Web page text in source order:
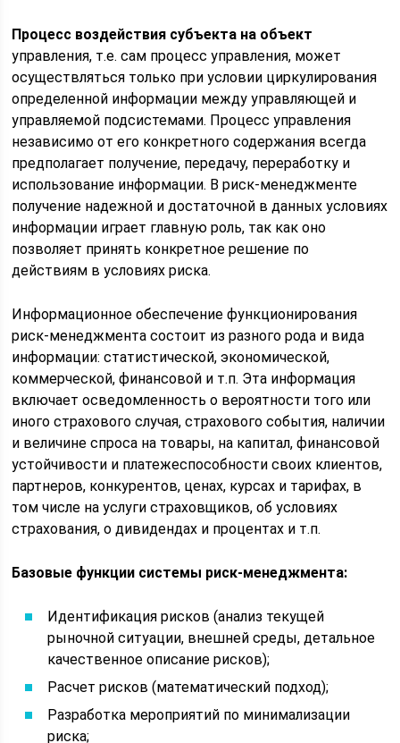
Процесс воздействия субъекта на объект
управления, т.е. сам процесс управления, может
осуществляться только при условии циркулирования
определенной информации между управляющей и
управляемой подсистемами. Процесс управления
независимо от его конкретного содержания всегда
предполагает получение, пе­редачу, переработку и
использование информации. В риск-менед­жменте
получение надежной и достаточной в данных условиях
информации играет главную роль, так как оно
позволяет принять конкретное решение по
действиям в условиях риска.
Информационное обеспечение функционирования
риск-ме­неджмента состоит из разного рода и вида
информации: статис­тической, экономической,
коммерческой, финансовой и т.п. Эта информация
включает осведомленность о вероятности того или
иного страхового случая, страхового события, наличии
и ве­личине спроса на товары, на капитал, финансовой
устойчивости и платежеспособности своих клиентов,
партнеров, конкурентов, ценах, курсах и тарифах, в
том числе на услуги страховщиков, об условиях
страхования, о дивидендах и процентах и т.п.
Базовые функции системы риск-менеджмента:
Идентификация рисков (анализ текущей
рыночной ситуации, внешней среды, детальное
качественное описание рисков);
Расчет рисков (математический подход);
Разработка мероприятий по минимализации
риска;